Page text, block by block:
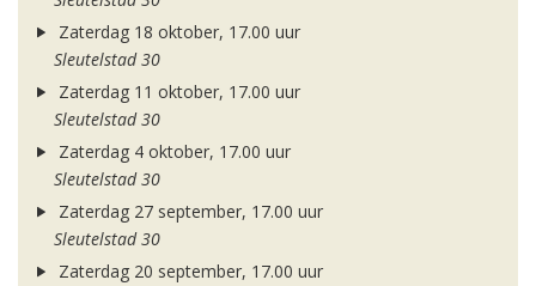
Zaterdag 18 oktober, 17.00 uur
Sleutelstad 30
Zaterdag 11 oktober, 17.00 uur
Sleutelstad 30
Zaterdag 4 oktober, 17.00 uur
Sleutelstad 30
Zaterdag 27 september, 17.00 uur
Sleutelstad 30
Zaterdag 20 september, 17.00 uur